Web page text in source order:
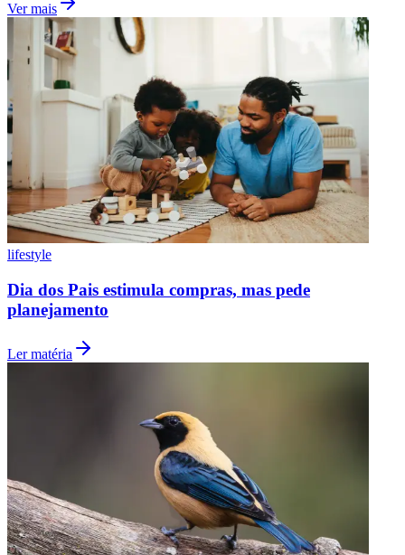
Ver mais
lifestyle
Dia dos Pais estimula compras, mas pede
planejamento
Ler matéria